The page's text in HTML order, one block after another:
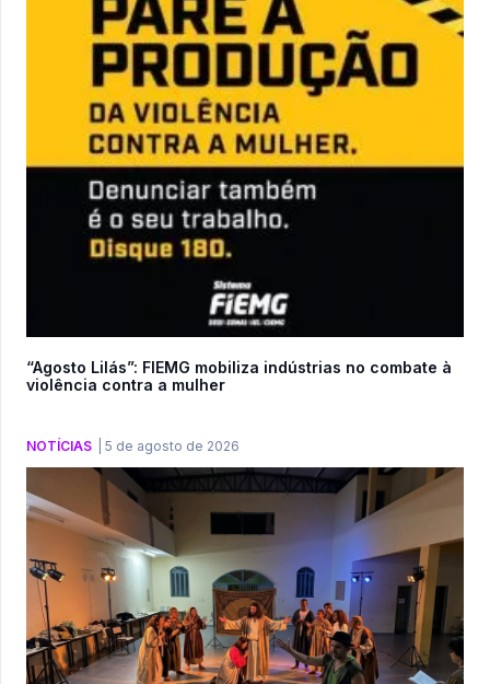
“Agosto Lilás”: FIEMG mobiliza indústrias no combate à
violência contra a mulher
NOTÍCIAS 5 de agosto de 2026